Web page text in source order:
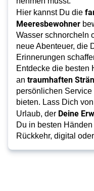
Hier kannst Du die
Meeresbewohner
Wasser schnorcheln
neue Abenteuer, die
Erinnerungen
Entdecke die besten
an traumhaften
persönlichen
bieten. Lass Dich
Urlaub, der Deine
Du in besten
Rückkehr, digital